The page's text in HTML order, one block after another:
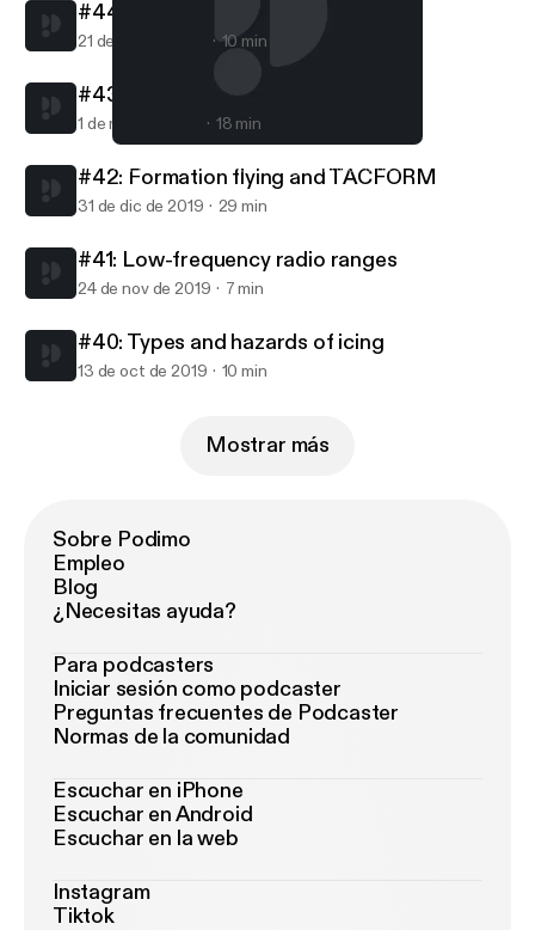
AvFacts - Aviation knowledge without limits
#44: Turbojets and turbofans
21 de abr de 2020 10 min
#43: Carburetors
1 de mar de 2020 18 min
#42: Formation flying and TACFORM
31 de dic de 2019 29 min
#41: Low-frequency radio ranges
24 de nov de 2019 7 min
#40: Types and hazards of icing
13 de oct de 2019 10 min
Mostrar más
Sobre Podimo
Empleo
Blog
¿Necesitas ayuda?
Para podcasters
Iniciar sesión como podcaster
Preguntas frecuentes de Podcaster
Normas de la comunidad
Escuchar en iPhone
Escuchar en Android
Escuchar en la web
Instagram
Tiktok